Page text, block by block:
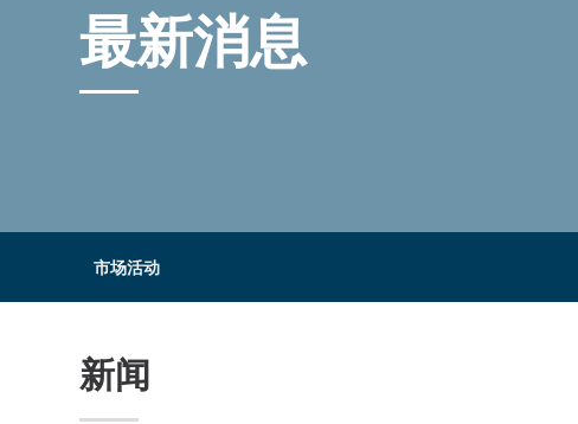
最新消息
市场活动
新闻